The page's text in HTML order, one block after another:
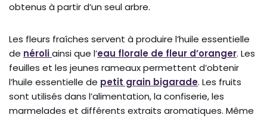
obtenus à partir d’un seul arbre.
Les fleurs fraîches servent à produire l’huile essentielle
de néroliainsi que l’eau florale de fleur d’oranger. Les
feuilles et les jeunes rameaux permettent d’obtenir
l’huile essentielle de petit grain bigarade. Les fruits
sont utilisés dans l’alimentation, la confiserie, les
marmelades et différents extraits aromatiques. Même